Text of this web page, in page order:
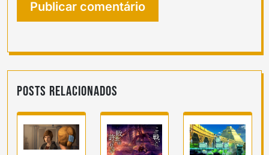
Posts Relacionados